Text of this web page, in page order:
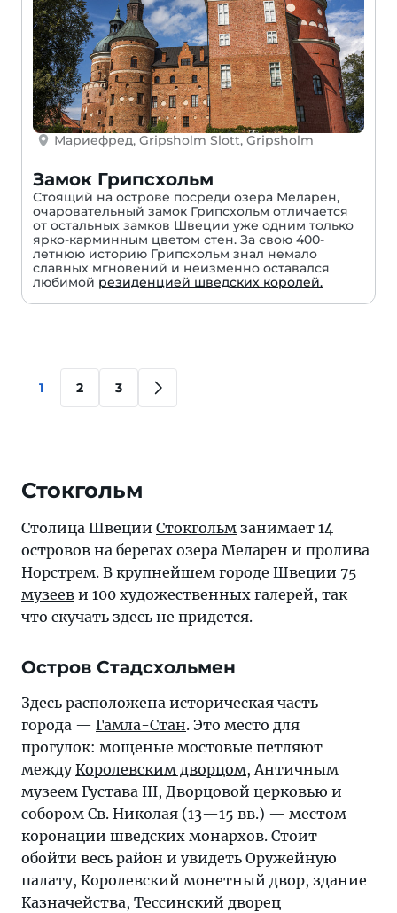
Мариефред, Gripsholm Slott, Gripsholm
Замок Грипсхольм
Стоящий на острове посреди озера Меларен,
очаровательный замок Грипсхольм отличается
от остальных замков Швеции уже одним только
ярко-карминным цветом стен. За свою 400-
летнюю историю Грипсхольм знал немало
славных мгновений и неизменно оставался
любимой резиденцией шведских королей.
1 2 3
Стокгольм
Столица Швеции Стокгольм занимает 14
островов на берегах озера Меларен и пролива
Норстрем. В крупнейшем городе Швеции 75
музеев и 100 художественных галерей, так
что скучать здесь не придется.
Остров Стадсхольмен
Здесь расположена историческая часть
города — Гамла-Стан. Это место для
прогулок: мощеные мостовые петляют
междуКоролевским дворцом, Античным
музеем Густава III, Дворцовой церковью и
собором Св. Николая (13—15 вв.) — местом
коронации шведских монархов. Стоит
обойти весь район и увидеть Оружейную
палату, Королевский монетный двор, здание
Казначейства, Teccинcкий дворец